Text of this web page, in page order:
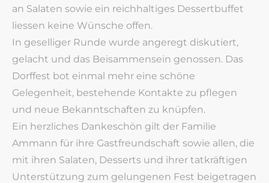
an Salaten sowie ein reichhaltiges Dessertbuffet
liessen keine Wünsche offen.
In geselliger Runde wurde angeregt diskutiert,
gelacht und das Beisammensein genossen. Das
Dorffest bot einmal mehr eine schöne
Gelegenheit, bestehende Kontakte zu pflegen
und neue Bekanntschaften zu knüpfen.
Ein herzliches Dankeschön gilt der Familie
Ammann für ihre Gastfreundschaft sowie allen, die
mit ihren Salaten, Desserts und ihrer tatkräftigen
Unterstützung zum gelungenen Fest beigetragen